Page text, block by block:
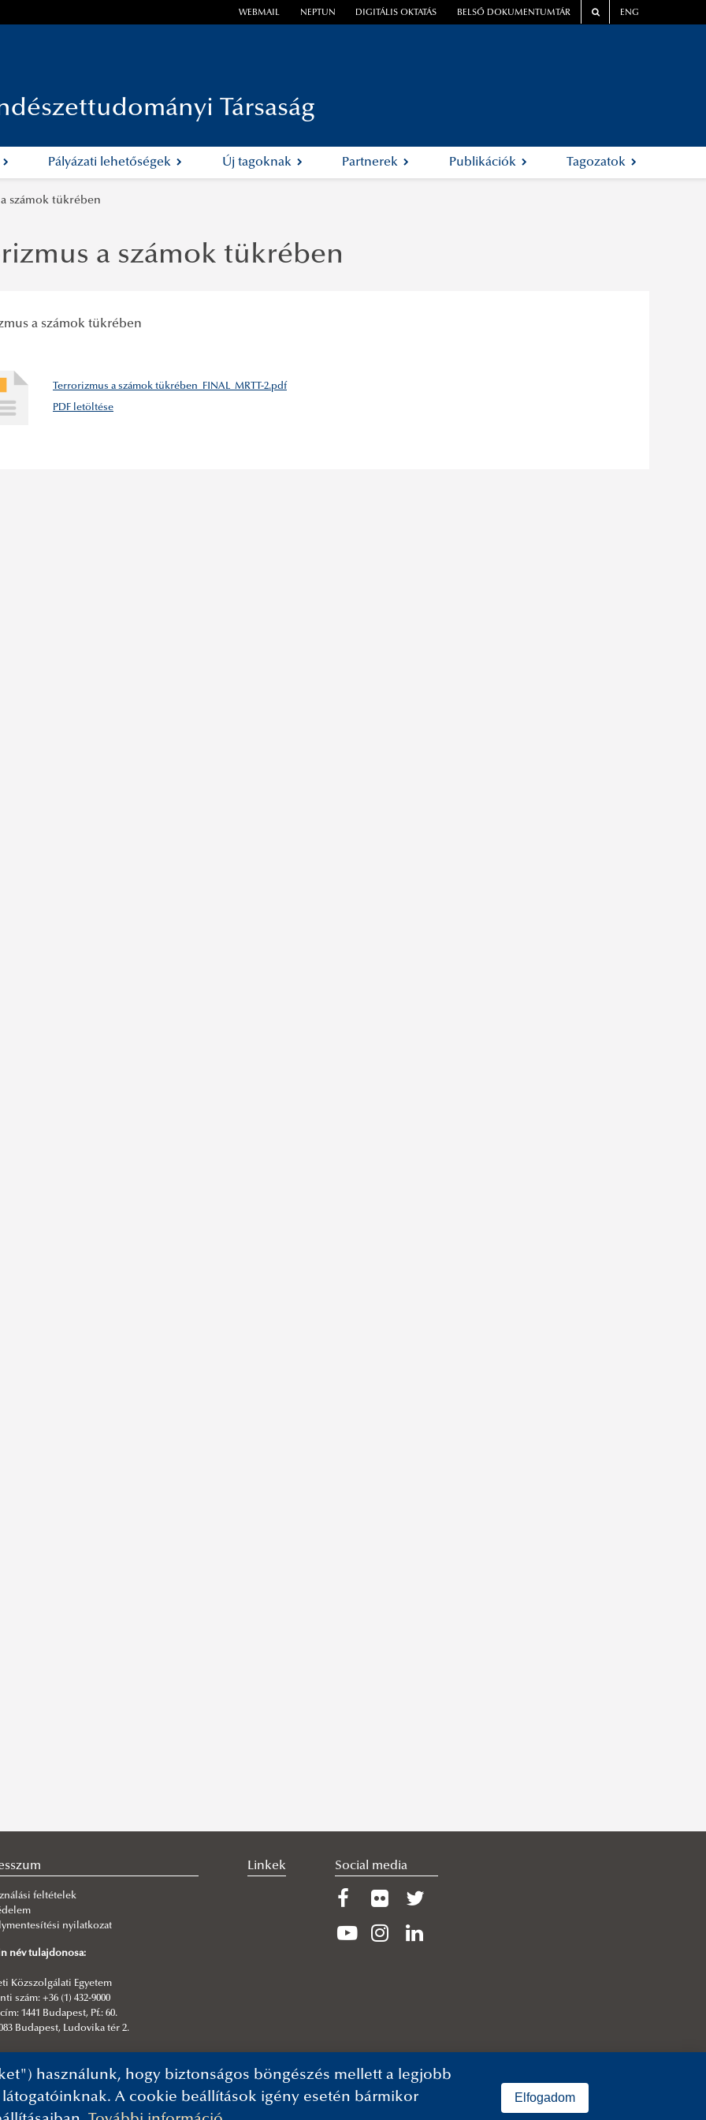
WEBMAIL NEPTUN DIGITÁLIS OKTATÁS BELSŐ DOKUMENTUMTÁR ENG
Társaság
Pályázati lehetőségek Új tagoknak Partnerek Publikációk Tagozatok
számok tükrében
a számok tükrében
a számok tükrében
Terrorizmus a számok tükrében_FINAL_MRTT-2.pdf
PDF letöltése
feltételek
nyilatkozat
név tulajdonosa:
Közszolgálati Egyetem
szám: +36 (1) 432-9000
1441 Budapest, Pf.: 60.
Budapest, Ludovika tér 2.
Igazgatóság| NKE Kommunikáció
Linkek Social media
használunk, hogy biztonságos böngészés mellett a legjobb
A cookie beállítások igény esetén bármikor
Elfogadom